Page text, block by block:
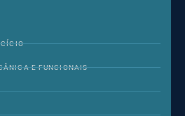
E FUNCIONAIS